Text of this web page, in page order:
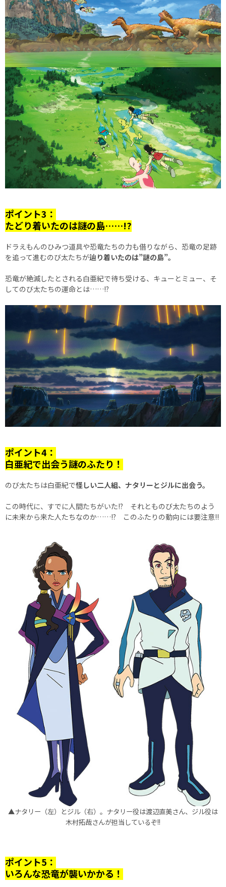
ポイント3：
たどり着いたのは謎の島……!?
ドラえもんのひみつ道具や恐竜たちの力も借りながら、恐竜の足跡
を追って進むのび太たちが辿り着いたのは”謎の島”。
恐竜が絶滅したとされる白亜紀で待ち受ける、キューとミュー、そ
してのび太たちの運命とは……!?
ポイント4：
白亜紀で出会う謎のふたり！
のび太たちは白亜紀で怪しい二人組、ナタリーとジルに出会う。
この時代に、すでに人間たちがいた!? それとものび太たちのよう
に未来から来た人たちなのか……!? このふたりの動向には要注意!!
▲ナタリー（左）とジル（右）。ナタリー役は渡辺直美さん、ジル役は
木村拓哉さんが担当しているぞ!!
ポイント5：
いろんな恐竜が襲いかかる！